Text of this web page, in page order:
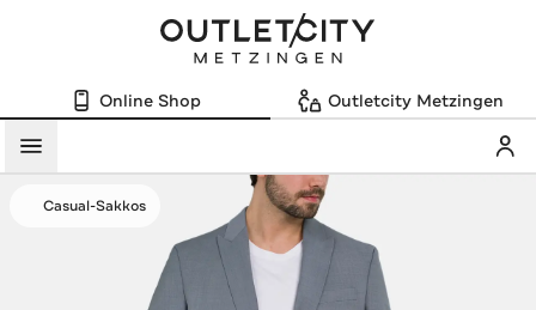
Online Shop Outletcity Metzingen
Menü
Casual-Sakkos